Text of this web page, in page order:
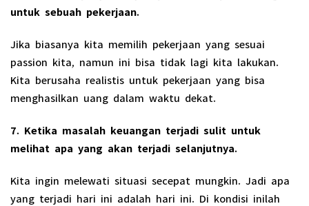
untuk sebuah pekerjaan.
Jika biasanya kita memilih pekerjaan yang sesuai
passion kita, namun ini bisa tidak lagi kita lakukan.
Kita berusaha realistis untuk pekerjaan yang bisa
menghasilkan uang dalam waktu dekat.
7. Ketika masalah keuangan terjadi sulit untuk
melihat apa yang akan terjadi selanjutnya.
Kita ingin melewati situasi secepat mungkin. Jadi apa
yang terjadi hari ini adalah hari ini. Di kondisi inilah